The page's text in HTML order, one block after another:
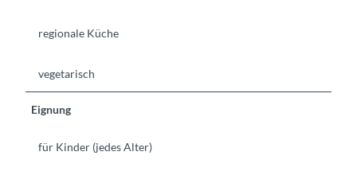
regionale Küche
vegetarisch
Eignung
für Kinder (jedes Alter)